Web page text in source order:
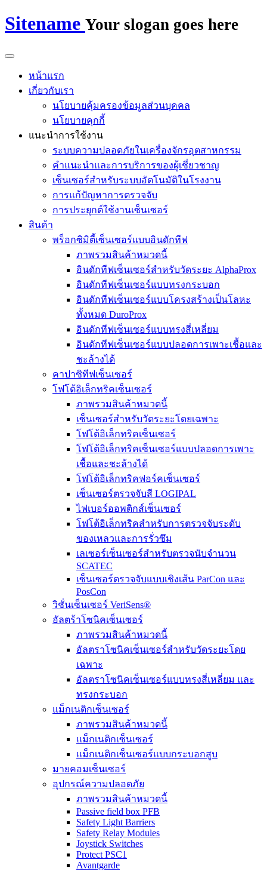
Sitename Your slogan goes here
หน้าแรก
เกี่ยวกับเรา
นโยบายคุ้มครองข้อมูลส่วนบุคคล
นโยบายคุกกี้
แนะนำการใช้งาน
ระบบความปลอดภัยในเครื่องจักรอุตสาหกรรม
คำแนะนำและการบริการของผู้เชี่ยวชาญ
เซ็นเซอร์สำหรับระบบอัตโนมัติในโรงงาน
การแก้ปัญหาการตรวจจับ
การประยุกต์ใช้งานเซ็นเซอร์
สินค้า
พร็อกซิมิตี้เซ็นเซอร์แบบอินดักทีฟ
ภาพรวมสินค้าหมวดนี้
อินดักทีฟเซ็นเซอร์สำหรับวัดระยะ AlphaProx
อินดักทีฟเซ็นเซอร์แบบทรงกระบอก
อินดักทีฟเซ็นเซอร์แบบโครงสร้างเป็นโลหะ
ทั้งหมด DuroProx
อินดักทีฟเซ็นเซอร์แบบทรงสี่เหลี่ยม
อินดักทีฟเซ็นเซอร์แบบปลอดการเพาะเชื้อและ
ชะล้างได้
คาปาซิทีฟเซ็นเซอร์
โฟโต้อิเล็กทริคเซ็นเซอร์
ภาพรวมสินค้าหมวดนี้
เซ็นเซอร์สำหรับวัดระยะโดยเฉพาะ
โฟโต้อิเล็กทริคเซ็นเซอร์
โฟโต้อิเล็กทริคเซ็นเซอร์แบบปลอดการเพาะ
เชื้อและชะล้างได้
โฟโต้อิเล็กทริคฟอร์คเซ็นเซอร์
เซ็นเซอร์ตรวจจับสี LOGIPAL
ไฟเบอร์ออพติกส์เซ็นเซอร์
โฟโต้อิเล็กทริคสำหรับการตรวจจับระดับ
ของเหลวและการรั่วซึม
เลเซอร์เซ็นเซอร์สำหรับตรวจนับจำนวน
SCATEC
เซ็นเซอร์ตรวจจับแบบเชิงเส้น ParCon และ
PosCon
วิชั่นเซ็นเซอร์ VeriSens®
อัลตร้าโซนิคเซ็นเซอร์
ภาพรวมสินค้าหมวดนี้
อัลตราโซนิคเซ็นเซอร์สำหรับวัดระยะโดย
เฉพาะ
อัลตราโซนิคเซ็นเซอร์แบบทรงสี่เหลี่ยม และ
ทรงกระบอก
แม็กเนติกเซ็นเซอร์
ภาพรวมสินค้าหมวดนี้
แม็กเนติกเซ็นเซอร์
แม็กเนติกเซ็นเซอร์แบบกระบอกสูบ
มายคอมเซ็นเซอร์
อุปกรณ์ความปลอดภัย
ภาพรวมสินค้าหมวดนี้
Passive field box PFB
Safety Light Barriers
Safety Relay Modules
Joystick Switches
Protect PSC1
Avantgarde